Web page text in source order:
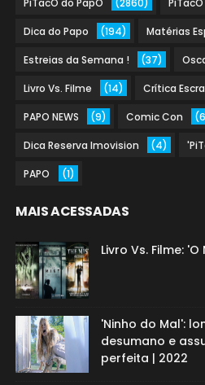
PiTacO do PapO (2860)
Dica do Papo (194) Matérias
Estreias da Semana ! (37)
Livro Vs. Filme (14) Crítica
PAPO NEWS (9) Comic Con
Dica Reserva Imovision (4)
PAPO (1)
MAIS ACESSADAS
Livro Vs. Filme:
'Ninho do Mal':
desumano e
perfeita | 2022